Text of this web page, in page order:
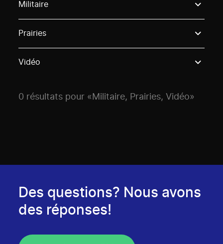
Militaire
Prairies
Vidéo
0 résultats pour «Militaire, Prairies, Vidéo»
Des questions? Nous avons
des réponses!